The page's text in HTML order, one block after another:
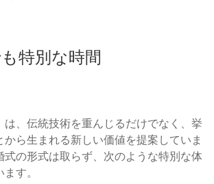
特別な時間
は、伝統技術を重んじるだけでなく、挙
ら生まれる新しい価値を提案していま
式の形式は取らず、次のような特別な体
す。